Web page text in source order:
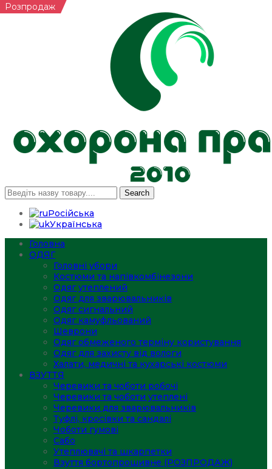
Search
Російська
Українська
Головна
ОДЯГ
Головні убори
Костюми та напівкомбінезони
Одяг утеплений
Одяг для зварювальників
Одяг сигнальний
Одяг камуфльований
Шеврони
Одяг обмеженого терміну користування
Одяг для захисту від вологи
Халати, медичні та кухарські костюми
ВЗУТТЯ
Черевики та чоботи робочі
Черевики та чоботи утеплені
Черевики для зварювальників
Туфлі, кросівки та сандалі
Чоботи гумові
Сабо
Утеплювачі та шкарпетки
Взуття бортопрошивне (РОЗПРОДАЖ)
Розпродаж